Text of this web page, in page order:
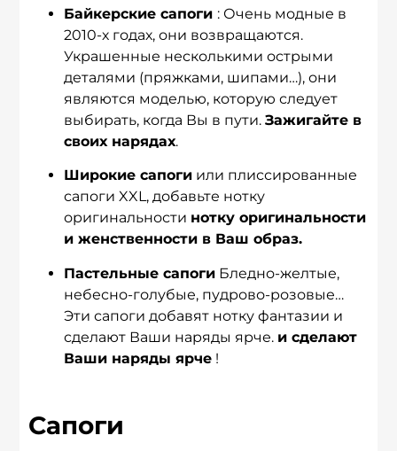
Байкерские сапоги : Очень модные в
2010-х годах, они возвращаются.
Украшенные несколькими острыми
деталями (пряжками, шипами…), они
являются моделью, которую следует
выбирать, когда Вы в пути. Зажигайте в
своих нарядах.
Широкие сапоги или плиссированные
сапоги XXL, добавьте нотку
оригинальности нотку оригинальности
и женственности в Ваш образ.
Пастельные сапоги Бледно-желтые,
небесно-голубые, пудрово-розовые…
Эти сапоги добавят нотку фантазии и
сделают Ваши наряды ярче. и сделают
Ваши наряды ярче !
Сапоги